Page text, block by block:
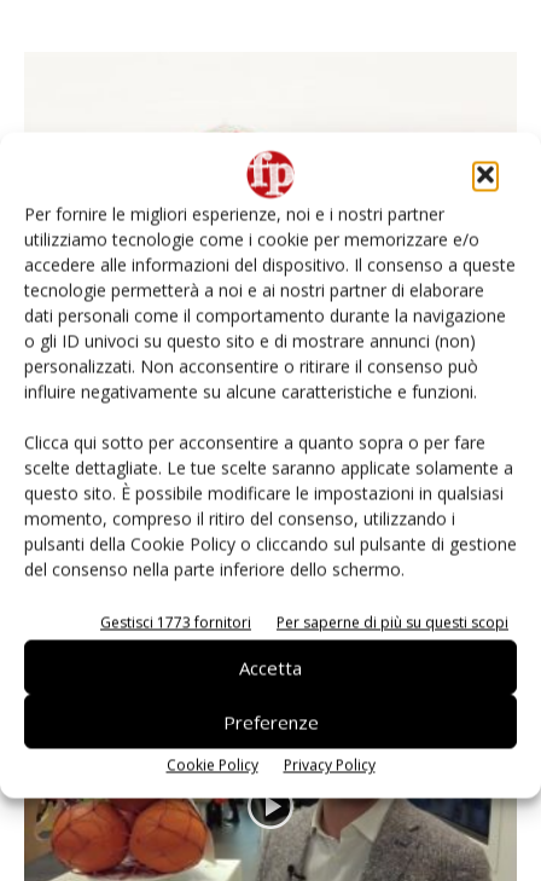
Per fornire le migliori esperienze, noi e i nostri partner
utilizziamo tecnologie come i cookie per memorizzare e/o
accedere alle informazioni del dispositivo. Il consenso a queste
tecnologie permetterà a noi e ai nostri partner di elaborare
dati personali come il comportamento durante la navigazione
o gli ID univoci su questo sito e di mostrare annunci (non)
personalizzati. Non acconsentire o ritirare il consenso può
influire negativamente su alcune caratteristiche e funzioni.
Clicca qui sotto per acconsentire a quanto sopra o per fare
scelte dettagliate. Le tue scelte saranno applicate solamente a
questo sito. È possibile modificare le impostazioni in qualsiasi
momento, compreso il ritiro del consenso, utilizzando i
pulsanti della Cookie Policy o cliccando sul pulsante di gestione
del consenso nella parte inferiore dello schermo.
Gestisci 1773 fornitori Per saperne di più su questi scopi
Accetta
Preferenze
Cookie Policy Privacy Policy
Datterini Valfrutta Fresco, nuovo pack
ispirato allo zodiaco
Daniele Colombo 28 Aprile 2026
Confezione con lavaggio facilitato e nuova grafica per intercettare i
consumi snack healthy e rafforzare la visibilità a scaffale